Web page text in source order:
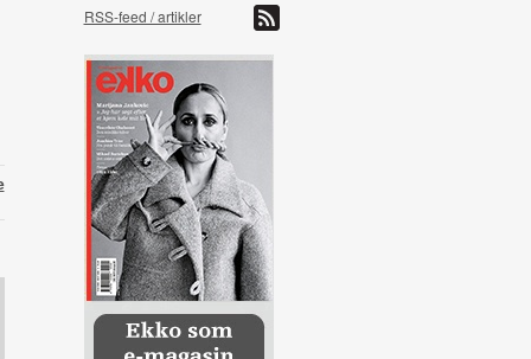
RSS-feed / artikler